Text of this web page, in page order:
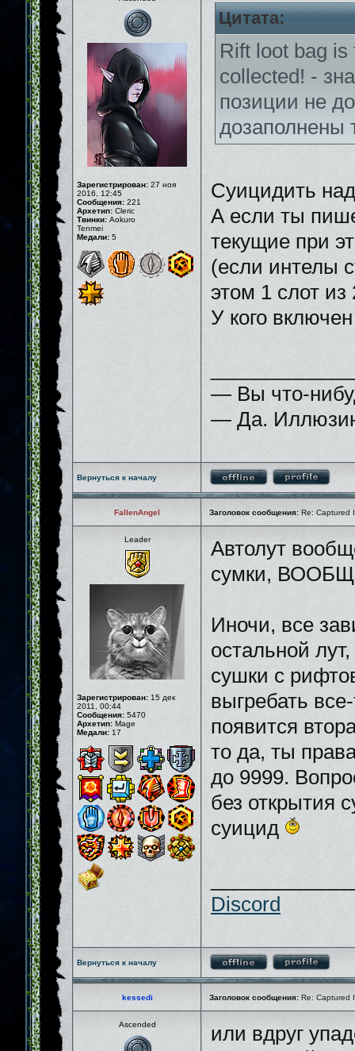
Зарегистрирован: 27 ноя
2016, 12:45
Сообщения: 221
Архетип: Cleric
Твинки: Aokuro
Tenmei
Медали: 5
Цитата:
Rift loot bag
collected! -
позиции не
дозаполнены
Суицидить
А если ты
текущие при
(если интелы
этом 1 слот
У кого
— Вы что-
— Да.
Вернуться к началу
FallenAngel Заголовок сообщения: Re: Captured
Leader
Зарегистрирован: 15 дек
2011, 00:44
Сообщения: 5470
Архетип: Mage
Медали: 17
Автолут
сумки,
Иночи, все
остальной
сушки с
выгребать
появится
то да, ты
до 9999.
без открытия
суицид
Discord
Вернуться к началу
kessedi Заголовок сообщения: Re: Captured
Ascended
или вдруг